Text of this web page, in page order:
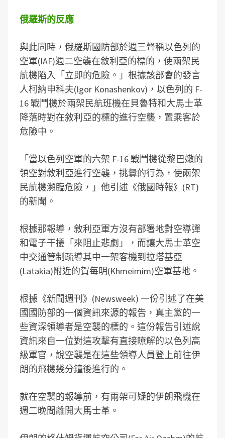
俄羅斯的反應
與此同時，俄羅斯國防部於週三聲稱以色列的
空軍(IAF)週二空襲在敘利亞的標的，使兩架民
航機陷入「立即的危險。」根據該部會的發言
人柯納申科夫(Igor Konashenkov)，以色列的 F-
16 戰鬥機於兩架民航班機在貝魯特和大馬士革
降落時對在敘利亞的標的進行空襲，置乘客於
危險中。
「當以色列空軍的六架 F-16 戰鬥機從黎巴嫩的
領空對敘利亞進行空襲，挑釁的行為，使兩架
民航機瀕臨危險，」他引述《俄國時報》(RT)
的新聞。
根據那報導，敘利亞軍方沒有部署地對空導彈
和電子干擾「來阻止悲劇」，而讓大馬士革空
中交通管制疏導其中一架客機到拉塔基亞
(Latakia)附近的賀每明(Khmeimim)空軍基地。
根據《新聞週刊》(Newsweek) 一份引述了在美
國國防部的一個資訊來源的報告，真主黨的一
些資深領導者是空襲的標的。這份報告引述說
資訊來自一位對這攻擊有直接瞭解的以色列高
級軍官，說空襲是在這些領導人員登上前往伊
朗的飛機幾分鐘後進行的。
就在空襲的報導前，有兩架可疑的伊朗飛機在
週二晚間離開大馬士革。